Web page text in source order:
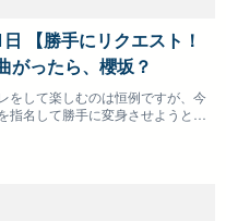
【勝手にリクエスト！
がったら、櫻坂？
をして楽しむのは恒例ですが、今
指名して勝手に変身させようとい